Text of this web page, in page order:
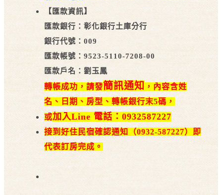
【匯款資訊】
匯款銀行：彰化銀行土庫分行
銀行代號：009
匯款帳號：9523-5110-7208-00
匯款戶名：劉玉鳳
轉帳成功，請發簡訊通知 ，內容含姓
名、日期、房型、轉帳銀行末5碼，
或加入Line 電話：0932587227
接到好住民宿確認通知（0932-587227）即
代表訂房完成。